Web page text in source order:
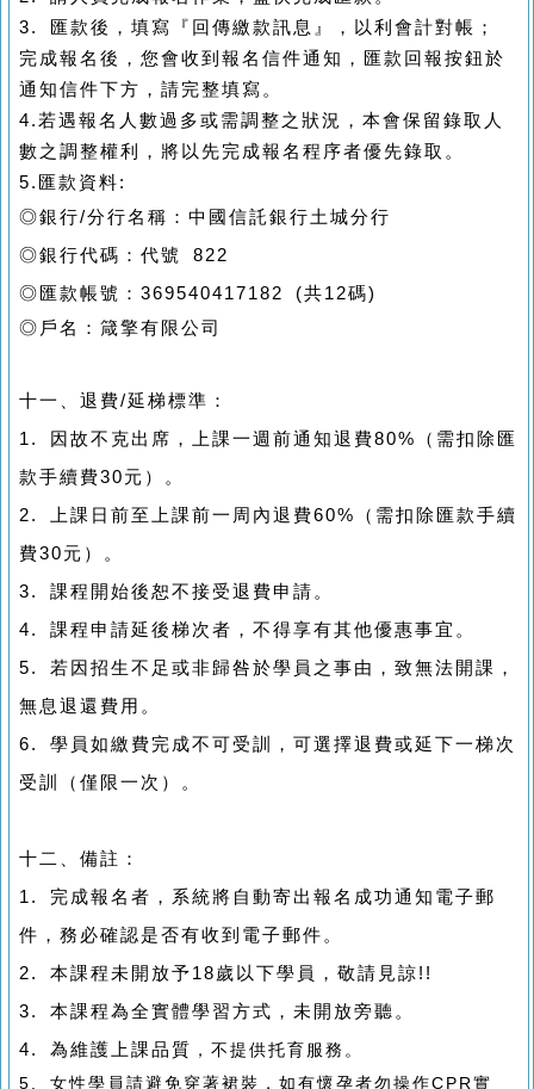
3. 匯款後，填寫『回傳繳款訊息』，以利會計對帳；
完成報名後，您會收到報名信件通知，匯款回報按鈕於
通知信件下方，請完整填寫。
4.若遇報名人數過多或需調整之狀況，本會保留錄取人
數之調整權利，將以先完成報名程序者優先錄取。
5.匯款資料:
◎銀行/分行名稱：中國信託銀行土城分行
◎銀行代碼：代號 822
◎匯款帳號：369540417182 (共12碼)
◎戶名：箴擎有限公司
十一、退費/延梯標準：
1. 因故不克出席，上課一週前通知退費80%（需扣除匯
款手續費30元）。
2. 上課日前至上課前一周內退費60%（需扣除匯款手續
費30元）。
3. 課程開始後恕不接受退費申請。
4. 課程申請延後梯次者，不得享有其他優惠事宜。
5. 若因招生不足或非歸咎於學員之事由，致無法開課，
無息退還費用。
6. 學員如繳費完成不可受訓，可選擇退費或延下一梯次
受訓（僅限一次）。
十二、備註：
1. 完成報名者，系統將自動寄出報名成功通知電子郵
件，務必確認是否有收到電子郵件。
2. 本課程未開放予18歲以下學員，敬請見諒!!
3. 本課程為全實體學習方式，未開放旁聽。
4. 為維護上課品質 ，不提供托育服務 。
5. 女性學員請避免穿著裙裝，如有懷孕者勿操作CPR實